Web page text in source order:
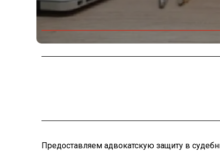
Предоставляем адвокатскую защиту в